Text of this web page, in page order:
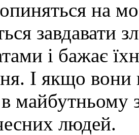
на
завдавати
і бажає
І якщо вони
майбутньому
людей.